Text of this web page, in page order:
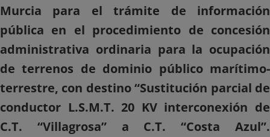
Murcia para el trámite de información
pública en el procedimiento de concesión
administrativa ordinaria para la ocupación
de terrenos de dominio público marítimo-
terrestre, con destino “Sustitución parcial de
conductor L.S.M.T. 20 KV interconexión de
C.T. “Villagrosa” a C.T. “Costa Azul”.